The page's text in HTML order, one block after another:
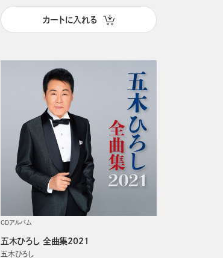
カートに入れる
CDアルバム
五木ひろし 全曲集2021
五木ひろし